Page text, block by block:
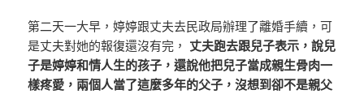
第二天一大早，婷婷跟丈夫去民政局辦理了離婚手續，可
是丈夫對她的報復還沒有完， 丈夫跑去跟兒子表示，說兒
子是婷婷和情人生的孩子，還說他把兒子當成親生骨肉一
樣疼愛，兩個人當了這麼多年的父子，沒想到卻不是親父